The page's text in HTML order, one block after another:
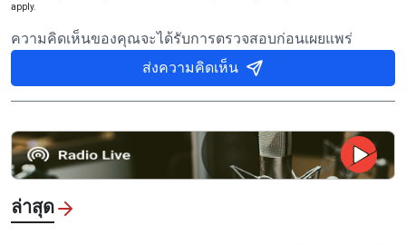
apply.
ความคิดเห็นของคุณจะได้รับการตรวจสอบก่อนเผยแพร่
ส่งความคิดเห็น
ล่าสุด